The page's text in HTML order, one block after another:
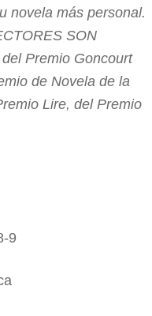
novela más personal.
SON
Premio Goncourt
de Novela de la
Lire, del Premio
9